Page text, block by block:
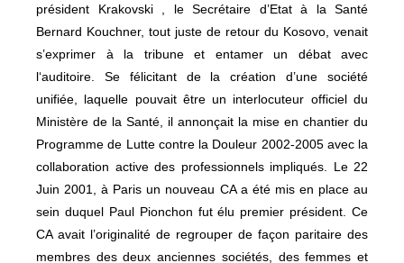
président Krakovski , le Secrétaire d’Etat à la Santé
Bernard Kouchner, tout juste de retour du Kosovo, venait
s’exprimer à la tribune et entamer un débat avec
l‘auditoire. Se félicitant de la création d’une société
unifiée, laquelle pouvait être un interlocuteur officiel du
Ministère de la Santé, il annonçait la mise en chantier du
Programme de Lutte contre la Douleur 2002-2005 avec la
collaboration active des professionnels impliqués. Le 22
Juin 2001, à Paris un nouveau CA a été mis en place au
sein duquel Paul Pionchon fut élu premier président. Ce
CA avait l’originalité de regrouper de façon paritaire des
membres des deux anciennes sociétés, des femmes et